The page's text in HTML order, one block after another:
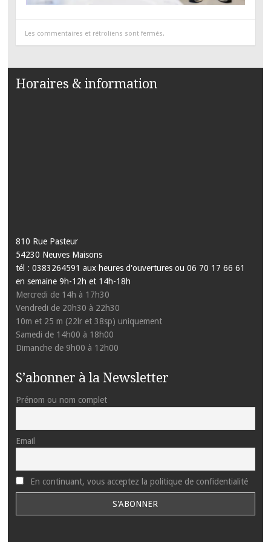
Les commentaires et rétroliens sont fermés.
Horaires & information
810 Rue Pasteur
54230 Neuves Maisons
tél : 0383264591 aux heures d'ouvertures ou 06 70 17 66 61
en semaine 9h-12h et 14h-18h
Mercredi de 14h à 17h30
Vendredi de 20h30 à 22h30
10m et 25 m (22lr et 38sp) uniquement
Samedi de 14h00 à 18h00
Dimanche de 9h00 à 12h00
S’abonner à la Newsletter
Prénom ou nom complet
Email
En continuant, vous acceptez la politique de confidentialité